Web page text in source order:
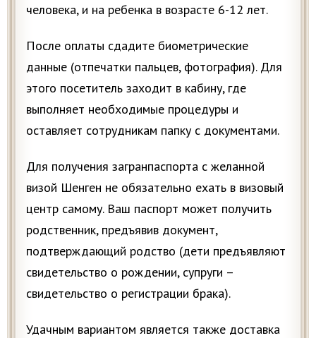
человека, и на ребенка в возрасте 6-12 лет.
После оплаты сдадите биометрические
данные (отпечатки пальцев, фотография). Для
этого посетитель заходит в кабину, где
выполняет необходимые процедуры и
оставляет сотрудникам папку с документами.
Для получения загранпаспорта с желанной
визой Шенген не обязательно ехать в визовый
центр самому. Ваш паспорт может получить
родственник, предъявив документ,
подтверждающий родство (дети предъявляют
свидетельство о рождении, супруги –
свидетельство о регистрации брака).
Удачным вариантом является также доставка